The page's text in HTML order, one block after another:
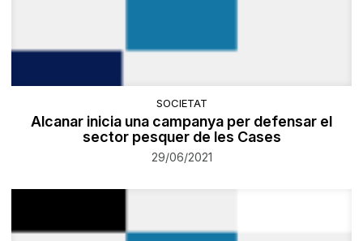
SOCIETAT
Alcanar inicia una campanya per defensar el
sector pesquer de les Cases
29/06/2021